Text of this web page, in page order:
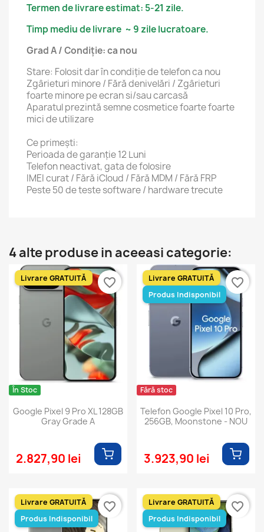
Termen de livrare estimat: 5-21 zile.
Timp mediu de livrare ~ 9 zile lucratoare.
Grad A / Condiție: ca nou
Stare: Folosit dar în condiție de telefon ca nou
Zgârieturi minore / Fără denivelări / Zgârieturi
foarte minore pe ecran si/sau carcasă
Aparatul prezintă semne cosmetice foarte foarte
mici de utilizare
Ce primești:
Perioada de garanție 12 Luni
Telefon neactivat, gata de folosire
IMEI curat / Fără iCloud / Fără MDM / Fără FRP
Peste 50 de teste software / hardware trecute
4 alte produse in aceeasi categorie:
În Stoc
Google Pixel 9 Pro XL 128GB
Gray Grade A
2.827,90 lei
Livrare GRATUITĂ favorite_border
Fără stoc
Telefon Google Pixel 10 Pro,
256GB, Moonstone - NOU
3.923,90 lei
Livrare GRATUITĂ
Produs Indisponibil
favorite_border
Livrare GRATUITĂ
Produs Indisponibil
favorite_border
Livrare GRATUITĂ
Produs Indisponibil
favorite_border